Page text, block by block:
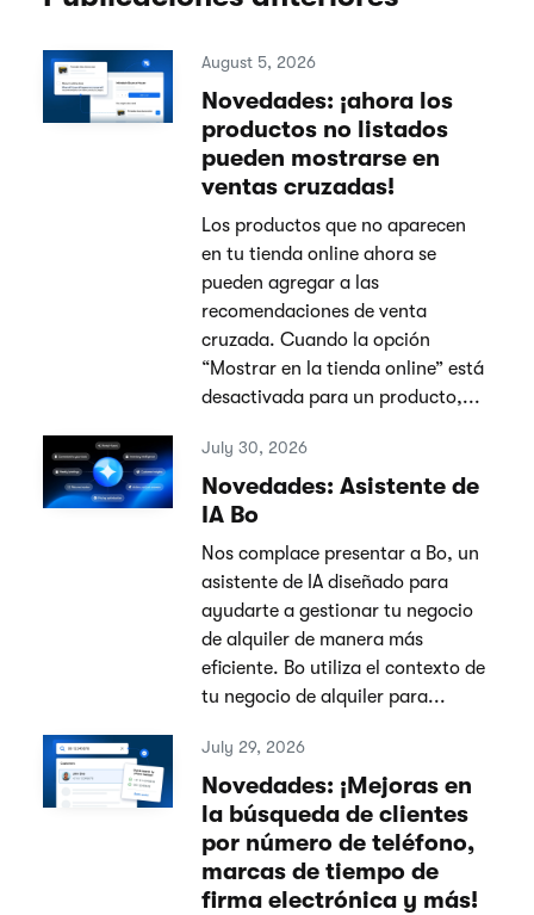
August 5, 2026
Novedades: ¡ahora los
productos no listados
pueden mostrarse en
ventas cruzadas!
Los productos que no aparecen
en tu tienda online ahora se
pueden agregar a las
recomendaciones de venta
cruzada. Cuando la opción
“Mostrar en la tienda online” está
desactivada para un producto,...
July 30, 2026
Novedades: Asistente de
IA Bo
Nos complace presentar a Bo, un
asistente de IA diseñado para
ayudarte a gestionar tu negocio
de alquiler de manera más
eficiente. Bo utiliza el contexto de
tu negocio de alquiler para...
July 29, 2026
Novedades: ¡Mejoras en
la búsqueda de clientes
por número de teléfono,
marcas de tiempo de
firma electrónica y más!